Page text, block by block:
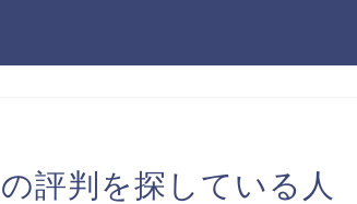
評判を探している人